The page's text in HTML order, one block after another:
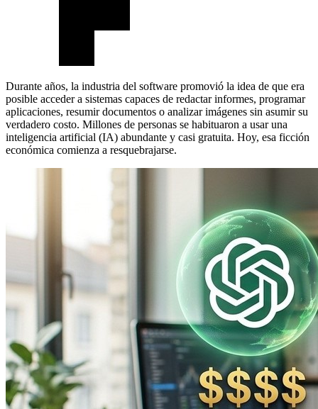
Durante años, la industria del software promovió la idea de que era
posible acceder a sistemas capaces de redactar informes, programar
aplicaciones, resumir documentos o analizar imágenes sin asumir su
verdadero costo. Millones de personas se habituaron a usar una
inteligencia artificial (IA) abundante y casi gratuita. Hoy, esa ficción
económica comienza a resquebrajarse.